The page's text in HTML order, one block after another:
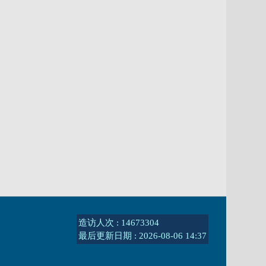
造访人次 : 14673304
最后更新日期 : 2026-08-06 14:37